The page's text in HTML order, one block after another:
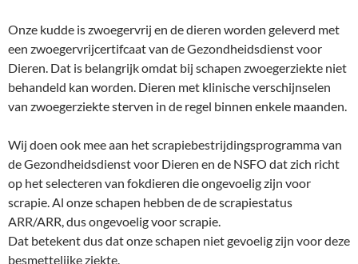
Onze kudde is zwoegervrij en de dieren worden geleverd met
een zwoegervrijcertifcaat van de Gezondheidsdienst voor
Dieren. Dat is belangrijk omdat bij schapen zwoegerziekte niet
behandeld kan worden. Dieren met klinische verschijnselen
van zwoegerziekte sterven in de regel binnen enkele maanden.
Wij doen ook mee aan het scrapiebestrijdingsprogramma van
de Gezondheidsdienst voor Dieren en de NSFO dat zich richt
op het selecteren van fokdieren die ongevoelig zijn voor
scrapie. Al onze schapen hebben de de scrapiestatus
ARR/ARR, dus ongevoelig voor scrapie.
Dat betekent dus dat onze schapen niet gevoelig zijn voor deze
besmettelijke ziekte.